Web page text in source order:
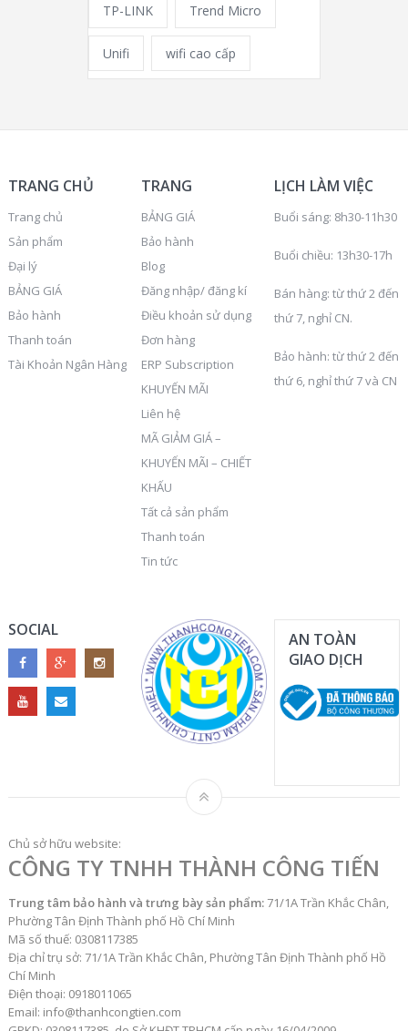
TP-LINK Trend Micro
Unifi wifi cao cấp
TRANG CHỦ
Trang chủ
Sản phẩm
Đại lý
BẢNG GIÁ
Bảo hành
Thanh toán
Tài Khoản Ngân Hàng
TRANG
BẢNG GIÁ
Bảo hành
Blog
Đăng nhập/ đăng kí
Điều khoản sử dụng
Đơn hàng
ERP Subscription
KHUYẾN MÃI
Liên hệ
MÃ GIẢM GIÁ –
KHUYẾN MÃI – CHIẾT
KHẤU
Tất cả sản phẩm
Thanh toán
Tin tức
LỊCH LÀM VIỆC
Buổi sáng: 8h30-11h30
Buổi chiều: 13h30-17h
Bán hàng: từ thứ 2 đến
thứ 7, nghỉ CN.
Bảo hành: từ thứ 2 đến
thứ 6, nghỉ thứ 7 và CN
SOCIAL
AN TOÀN
GIAO DỊCH
Chủ sở hữu website:
CÔNG TY TNHH THÀNH CÔNG TIẾN
Trung tâm bảo hành và trưng bày sản phẩm:71/1A Trần Khắc Chân,
Phường Tân Định Thành phố Hồ Chí Minh
Mã số thuế: 0308117385
Địa chỉ trụ sở: 71/1A Trần Khắc Chân, Phường Tân Định Thành phố Hồ
Chí Minh
Điện thoại: 0918011065
Email: info@thanhcongtien.com